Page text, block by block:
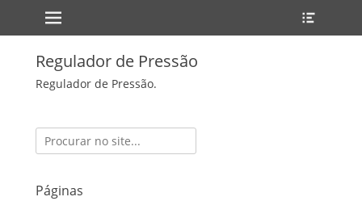
Primary Menu
Skip
to
Regulador de Pressão
Regulador de Pressão.
Search
for:
Páginas